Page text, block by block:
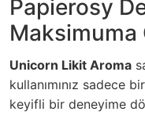
Papierosy
Maksimuma
Unicorn Likit Aroma
kullanımınız sadece
keyifli bir deneyime